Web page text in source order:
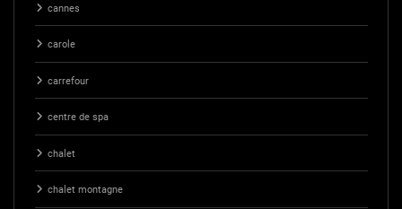
cannes
carole
carrefour
centre de spa
chalet
chalet montagne